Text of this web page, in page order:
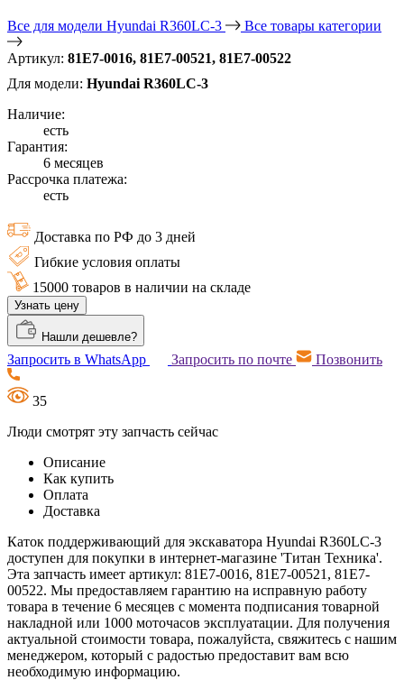
Все для модели Hyundai R360LC-3 Все товары категории
Артикул: 81E7-0016, 81E7-00521, 81E7-00522
Для модели: Hyundai R360LC-3
Наличие:
есть
Гарантия:
6 месяцев
Рассрочка платежа:
есть
Доставка по РФ до 3 дней
Гибкие условия оплаты
15000 товаров в наличии на складе
Узнать цену
Нашли дешевле?
Запросить в WhatsApp Запросить по почте Позвонить
35
Люди смотрят эту запчасть сейчас
Описание
Как купить
Оплата
Доставка
Каток поддерживающий для экскаватора Hyundai R360LC-3
доступен для покупки в интернет-магазине 'Титан Техника'.
Эта запчасть имеет артикул: 81E7-0016, 81E7-00521, 81E7-
00522. Мы предоставляем гарантию на исправную работу
товара в течение 6 месяцев с момента подписания товарной
накладной или 1000 моточасов эксплуатации. Для получения
актуальной стоимости товара, пожалуйста, свяжитесь с нашим
менеджером, который с радостью предоставит вам всю
необходимую информацию.